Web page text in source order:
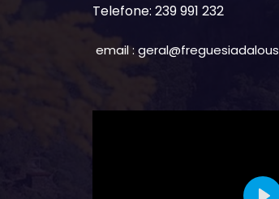
Telefone: 239 991 232
email :